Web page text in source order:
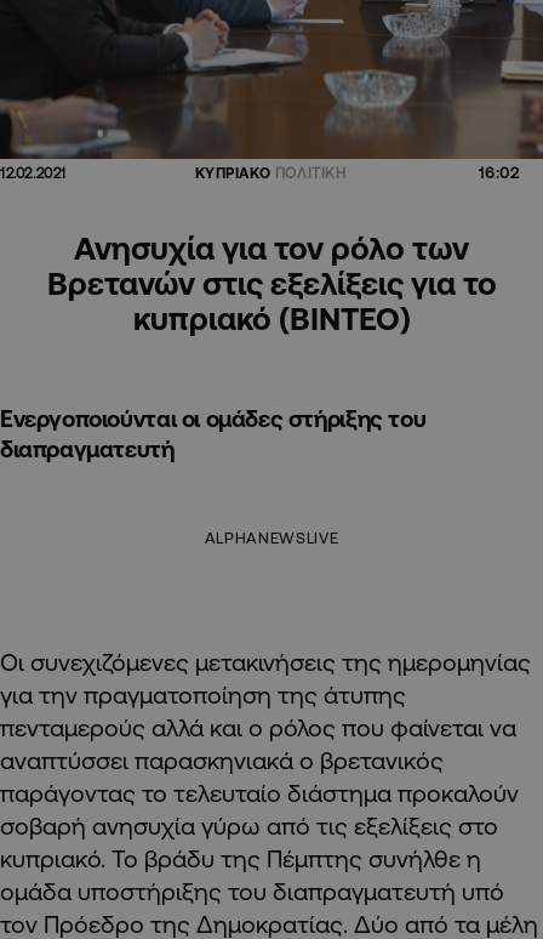
12.02.2021 ΚΥΠΡΙΑΚΟ ΠΟΛΙΤΙΚΗ 16:02
Ανησυχία για τον ρόλο των
Βρετανών στις εξελίξεις για το
κυπριακό (ΒΙΝΤΕΟ)
Ενεργοποιούνται οι ομάδες στήριξης του
διαπραγματευτή
ALPHANEWSLIVE
Οι συνεχιζόμενες μετακινήσεις της ημερομηνίας
για την πραγματοποίηση της άτυπης
πενταμερούς αλλά και ο ρόλος που φαίνεται να
αναπτύσσει παρασκηνιακά ο βρετανικός
παράγοντας το τελευταίο διάστημα προκαλούν
σοβαρή ανησυχία γύρω από τις εξελίξεις στο
κυπριακό. Το βράδυ της Πέμπτης συνήλθε η
ομάδα υποστήριξης του διαπραγματευτή υπό
τον Πρόεδρο της Δημοκρατίας. Δύο από τα μέλη